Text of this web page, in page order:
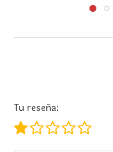
Tu reseña: